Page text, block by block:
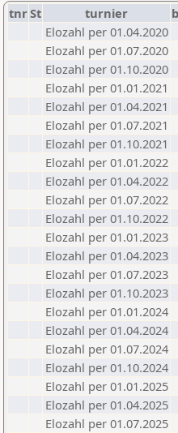
tnrSt turnier
Elozahl per 01.04.2020
Elozahl per 01.07.2020
Elozahl per 01.10.2020
Elozahl per 01.01.2021
Elozahl per 01.04.2021
Elozahl per 01.07.2021
Elozahl per 01.10.2021
Elozahl per 01.01.2022
Elozahl per 01.04.2022
Elozahl per 01.07.2022
Elozahl per 01.10.2022
Elozahl per 01.01.2023
Elozahl per 01.04.2023
Elozahl per 01.07.2023
Elozahl per 01.10.2023
Elozahl per 01.01.2024
Elozahl per 01.04.2024
Elozahl per 01.07.2024
Elozahl per 01.10.2024
Elozahl per 01.01.2025
Elozahl per 01.04.2025
Elozahl per 01.07.2025